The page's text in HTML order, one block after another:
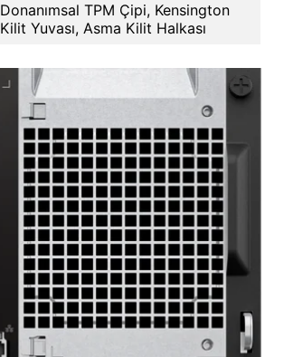
Donanımsal TPM Çipi, Kensington
Kilit Yuvası, Asma Kilit Halkası